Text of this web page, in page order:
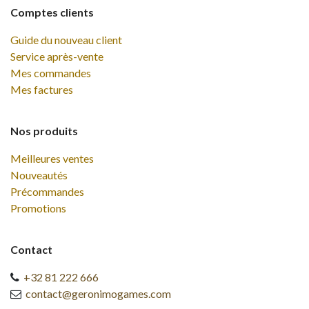
Comptes clients
Guide du nouveau client
Service après-vente
Mes commandes
Mes factures
Nos produits
Meilleures ventes
Nouveautés
Précommandes
Promotions
Contact
+32 81 222 666
contact@geronimogames.com